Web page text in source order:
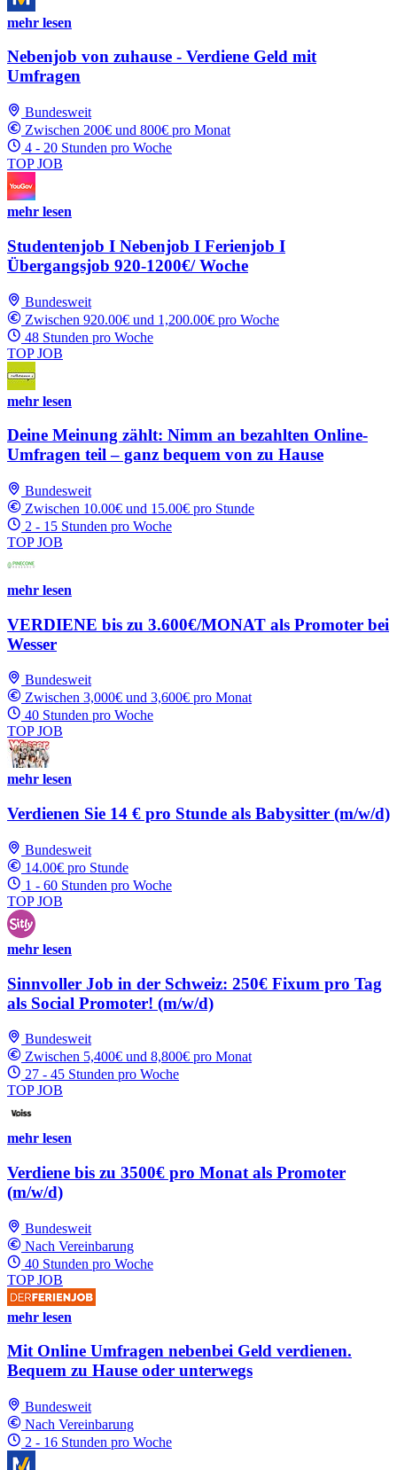
mehr lesen
Nebenjob von zuhause - Verdiene Geld mit
Umfragen
Bundesweit
Zwischen 200€ und 800€ pro Monat
4 - 20 Stunden pro Woche
TOP JOB
mehr lesen
Studentenjob I Nebenjob I Ferienjob I
Übergangsjob 920-1200€/ Woche
Bundesweit
Zwischen 920.00€ und 1,200.00€ pro Woche
48 Stunden pro Woche
TOP JOB
mehr lesen
Deine Meinung zählt: Nimm an bezahlten Online-
Umfragen teil – ganz bequem von zu Hause
Bundesweit
Zwischen 10.00€ und 15.00€ pro Stunde
2 - 15 Stunden pro Woche
TOP JOB
mehr lesen
VERDIENE bis zu 3.600€/MONAT als Promoter bei
Wesser
Bundesweit
Zwischen 3,000€ und 3,600€ pro Monat
40 Stunden pro Woche
TOP JOB
mehr lesen
Verdienen Sie 14 € pro Stunde als Babysitter (m/w/d)
Bundesweit
14.00€ pro Stunde
1 - 60 Stunden pro Woche
TOP JOB
mehr lesen
Sinnvoller Job in der Schweiz: 250€ Fixum pro Tag
als Social Promoter! (m/w/d)
Bundesweit
Zwischen 5,400€ und 8,800€ pro Monat
27 - 45 Stunden pro Woche
TOP JOB
mehr lesen
Verdiene bis zu 3500€ pro Monat als Promoter
(m/w/d)
Bundesweit
Nach Vereinbarung
40 Stunden pro Woche
TOP JOB
mehr lesen
Mit Online Umfragen nebenbei Geld verdienen.
Bequem zu Hause oder unterwegs
Bundesweit
Nach Vereinbarung
2 - 16 Stunden pro Woche